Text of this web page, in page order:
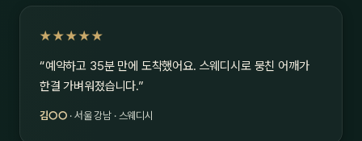
★★★★★
“예약하고 35분 만에 도착했어요. 스웨디시로 뭉친 어깨가
한결 가벼워졌습니다.”
김○○ · 서울 강남 · 스웨디시